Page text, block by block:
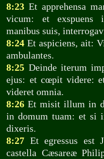
8:23 Et apprehensa
vicum: et exspuens
manibus suis,
8:24 Et aspiciens, ait:
ambulantes.
8:25 Deinde iterum
ejus: et cœpit videre:
videret omnia.
8:26 Et misit illum in
in domum tuam: et si
dixeris.
8:27 Et egressus est
castella Cæsareæ